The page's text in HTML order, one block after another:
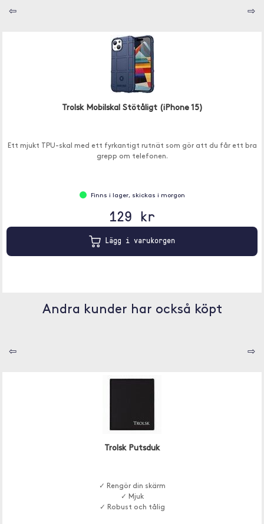
⇦ ⇨
Trolsk Mobilskal Stötåligt (iPhone 15)
Ett mjukt TPU-skal med ett fyrkantigt rutnät som gör att du får ett bra
grepp om telefonen.
Finns i lager, skickas i morgon
129 kr
Lägg i varukorgen
Andra kunder har också köpt
⇦ ⇨
Trolsk Putsduk
✓ Rengör din skärm
✓ Mjuk
✓ Robust och tålig